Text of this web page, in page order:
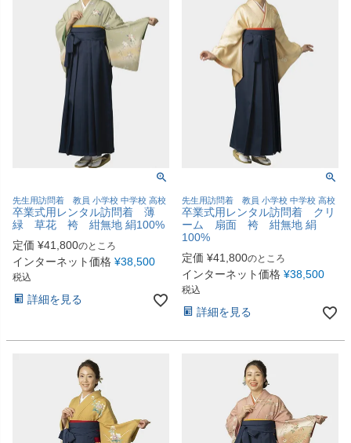
先生用訪問着 教員 小学校 中学校 高校
卒業式用レンタル訪問着 薄
緑 草花 袴 紺無地 絹100%
定価 ¥41,800のところ
インターネット価格 ¥38,500
税込
詳細を見る
先生用訪問着 教員 小学校 中学校 高校
卒業式用レンタル訪問着 クリ
ーム 扇面 袴 紺無地 絹
100%
定価 ¥41,800のところ
インターネット価格 ¥38,500
税込
詳細を見る